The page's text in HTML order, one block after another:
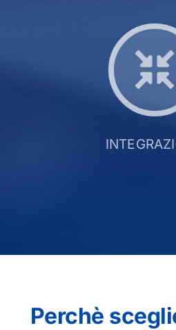
Perchè